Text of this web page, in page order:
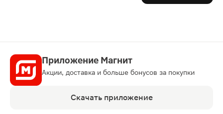
Приложение Магнит
Акции, доставка и больше бонусов за покупки
Скачать приложение